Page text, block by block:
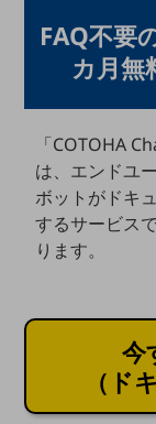
製造・建設業
モバイルTOP
法人向けスマホ・携帯に
おすすめの機種、料金や
製品
製品TOP
ビジネス向けスマート
ドコモケータイ
FAQ不要
カ月無
「COTOHA
は、エンドユ
ボットがドキ
するサービス
ります。
今
（ド